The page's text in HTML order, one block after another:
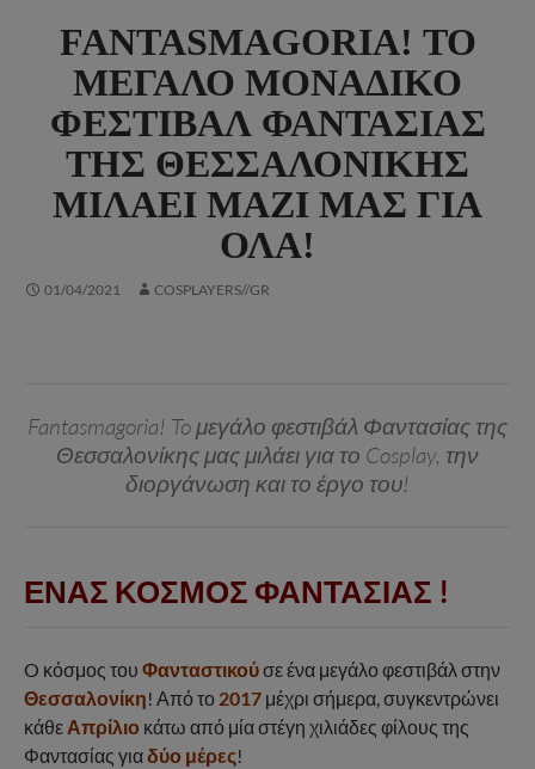
FANTASMAGORIA! ΤΟ
ΜΕΓΆΛΟ ΜΟΝΑΔΙΚΌ
ΦΕΣΤΙΒΆΛ ΦΑΝΤΑΣΊΑΣ
ΤΗΣ ΘΕΣΣΑΛΟΝΊΚΗΣ
ΜΙΛΆΕΙ ΜΑΖΊ ΜΑΣ ΓΙΑ
ΌΛΑ!
01/04/2021 COSPLAYERS//GR
Fantasmagoria! To μεγάλο φεστιβάλ Φαντασίας της
Θεσσαλονίκης μας μιλάει για το Cosplay, την
διοργάνωση και το έργο του!
ΕΝΑΣ ΚΟΣΜΟΣ ΦΑΝΤΑΣΙΑΣ !
O κόσμος του Φανταστικούσε ένα μεγάλο φεστιβάλ στην
Θεσσαλονίκη! Από το 2017 μέχρι σήμερα, συγκεντρώνει
κάθε Απρίλιο κάτω από μία στέγη χιλιάδες φίλους της
Φαντασίας γιαδύο μέρες!